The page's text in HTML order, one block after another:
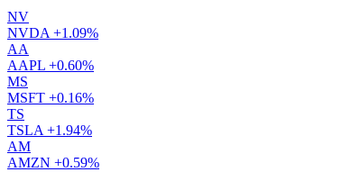
NV
NVDA +1.09%
AA
AAPL +0.60%
MS
MSFT +0.16%
TS
TSLA +1.94%
AM
AMZN +0.59%